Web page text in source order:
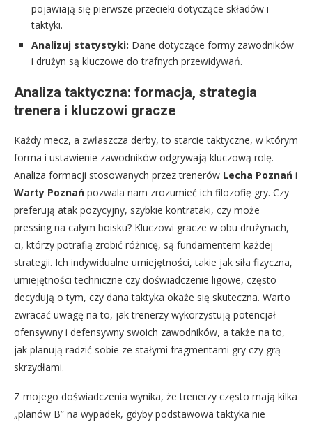
pojawiają się pierwsze przecieki dotyczące składów i
taktyki.
Analizuj statystyki: Dane dotyczące formy zawodników
i drużyn są kluczowe do trafnych przewidywań.
Analiza taktyczna: formacja, strategia
trenera i kluczowi gracze
Każdy mecz, a zwłaszcza derby, to starcie taktyczne, w którym
forma i ustawienie zawodników odgrywają kluczową rolę.
Analiza formacji stosowanych przez trenerów Lecha Poznań i
Warty Poznań pozwala nam zrozumieć ich filozofię gry. Czy
preferują atak pozycyjny, szybkie kontrataki, czy może
pressing na całym boisku? Kluczowi gracze w obu drużynach,
ci, którzy potrafią zrobić różnicę, są fundamentem każdej
strategii. Ich indywidualne umiejętności, takie jak siła fizyczna,
umiejętności techniczne czy doświadczenie ligowe, często
decydują o tym, czy dana taktyka okaże się skuteczna. Warto
zwracać uwagę na to, jak trenerzy wykorzystują potencjał
ofensywny i defensywny swoich zawodników, a także na to,
jak planują radzić sobie ze stałymi fragmentami gry czy grą
skrzydłami.
Z mojego doświadczenia wynika, że trenerzy często mają kilka
„planów B” na wypadek, gdyby podstawowa taktyka nie